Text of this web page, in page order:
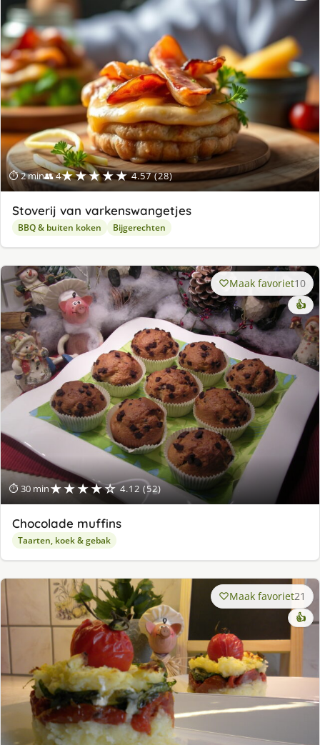
⏱ 2 min👥 4★★★★★ 4.57 (28)
Stoverij van varkenswangetjes
BBQ & buiten koken Bijgerechten
⏱ 30 min★★★★☆ 4.12 (52)
Maak favoriet10
👍
Chocolade muffins
Taarten, koek & gebak
Maak favoriet21
👍